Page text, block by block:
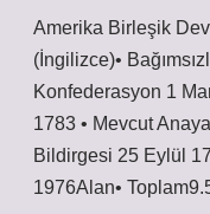
Amerika Birleşik
(İngilizce)•
Konfederasyon 1
1783 • Mevcut
Bildirgesi 25 Eylül
1976Alan•